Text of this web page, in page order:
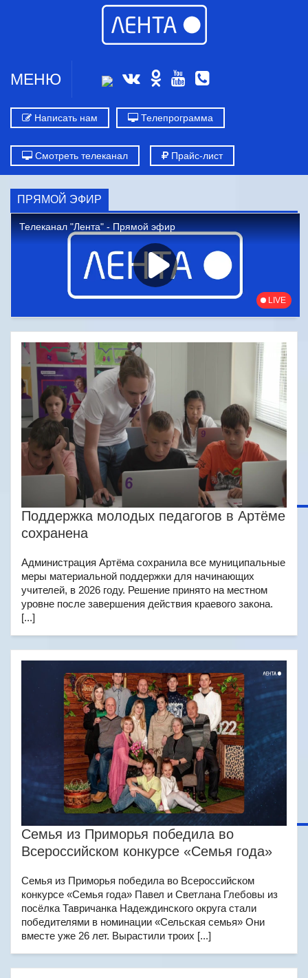
МЕНЮ
Написать нам Телепрограмма
Смотреть телеканал Прайс-лист
ПРЯМОЙ ЭФИР
Поддержка молодых педагогов в Артёме
сохранена
Администрация Артёма сохранила все муниципальные
меры материальной поддержки для начинающих
учителей, в 2026 году. Решение принято на местном
уровне после завершения действия краевого закона.
[...]
Семья из Приморья победила во
Всероссийском конкурсе «Семья года»
Семья из Приморья победила во Всероссийском
конкурсе «Семья года» Павел и Светлана Глебовы из
посёлка Тавричанка Надеждинского округа стали
победителями в номинации «Сельская семья» Они
вместе уже 26 лет. Вырастили троих [...]